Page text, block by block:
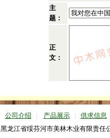
主
题：
正
文：
公司介绍 | 产品展示 |
供求信息
黑龙江省绥芬河市美林木业有限责任